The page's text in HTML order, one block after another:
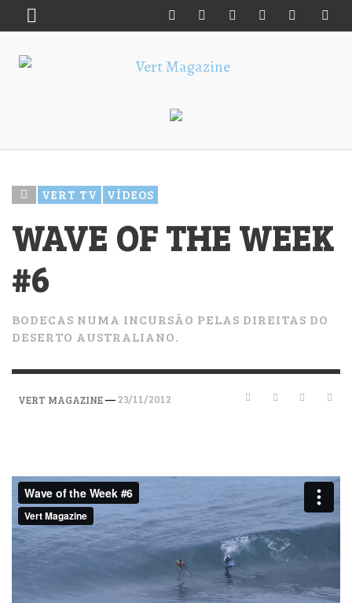
VERT TV VÍDEOS
WAVE OF THE WEEK
#6
BODECAS NUMA INCURSÃO PELAS DIREITAS DO
DESERTO AUSTRALIANO.
VERT MAGAZINE— 23/11/2012